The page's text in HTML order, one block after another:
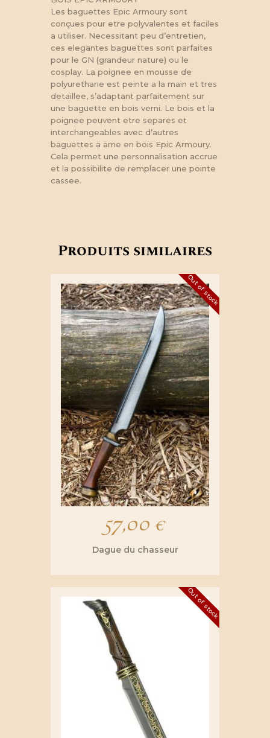
Les baguettes Epic Armoury sont
conçues pour etre polyvalentes et faciles
a utiliser. Necessitant peu d’entretien,
ces elegantes baguettes sont parfaites
pour le GN (grandeur nature) ou le
cosplay. La poignee en mousse de
polyurethane est peinte a la main et tres
detaillee, s’adaptant parfaitement sur
une baguette en bois verni. Le bois et la
poignee peuvent etre separes et
interchangeables avec d’autres
baguettes a ame en bois Epic Armoury.
Cela permet une personnalisation accrue
et la possibilite de remplacer une pointe
cassee.
Produits similaires
Out of stock
57,00€
Dague du chasseur
Out of stock